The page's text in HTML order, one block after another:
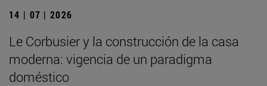
14 | 07 | 2026
Le Corbusier y la construcción de la casa
moderna: vigencia de un paradigma
doméstico